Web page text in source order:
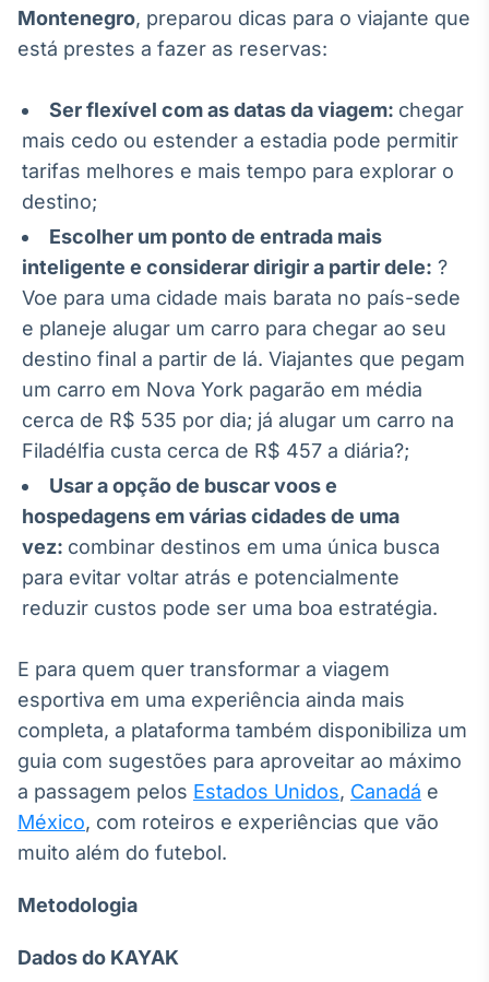
Montenegro, preparou dicas para o viajante que
está prestes a fazer as reservas:
Ser flexível com as datas da viagem: chegar
mais cedo ou estender a estadia pode permitir
tarifas melhores e mais tempo para explorar o
destino;
Escolher um ponto de entrada mais
inteligente e considerar dirigir a partir dele: ?
Voe para uma cidade mais barata no país-sede
e planeje alugar um carro para chegar ao seu
destino final a partir de lá. Viajantes que pegam
um carro em Nova York pagarão em média
cerca de R$ 535 por dia; já alugar um carro na
Filadélfia custa cerca de R$ 457 a diária?;
Usar a opção de buscar voos e
hospedagens em várias cidades de uma
vez: combinar destinos em uma única busca
para evitar voltar atrás e potencialmente
reduzir custos pode ser uma boa estratégia.
E para quem quer transformar a viagem
esportiva em uma experiência ainda mais
completa, a plataforma também disponibiliza um
guia com sugestões para aproveitar ao máximo
a passagem pelos Estados Unidos, Canadá e
México, com roteiros e experiências que vão
muito além do futebol.
Metodologia
Dados do KAYAK